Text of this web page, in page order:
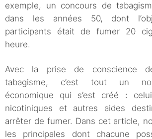
exemple, un concours de
dans les années 50, dont
participants était de fumer 20
heure.
Avec la prise de conscience
tabagisme, c’est tout un
économique qui s’est créé :
nicotiniques et autres aides
arrêter de fumer. Dans cet article,
les principales dont chacune